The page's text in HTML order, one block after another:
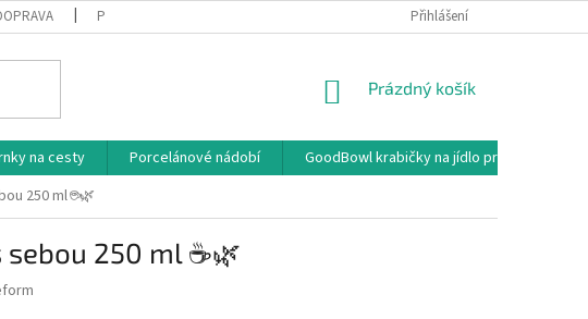
PODMÍNKY OCHRANY OSOBNÍCH ÚDAJŮ OBCHODNÍ PODMÍNKY
Přihlášení
NÁKUPNÍ
Prázdný košík
na cesty Porcelánové nádobí
GoodBowl krabičky na jídlo pro rozvoz a
250 ml ☕🌿
250 ml ☕🌿